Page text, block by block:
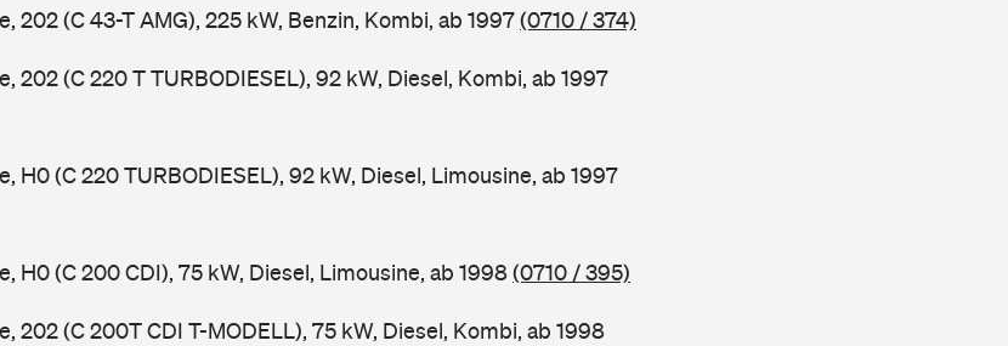
202 (C 43-T AMG), 225 kW, Benzin, Kombi, ab 1997(0710 / 374)
202 (C 220 T TURBODIESEL), 92 kW, Diesel, Kombi, ab 1997
H0 (C 220 TURBODIESEL), 92 kW, Diesel, Limousine, ab 1997
H0 (C 200 CDI), 75 kW, Diesel, Limousine, ab 1998(0710 / 395)
202 (C 200T CDI T-MODELL), 75 kW, Diesel, Kombi, ab 1998